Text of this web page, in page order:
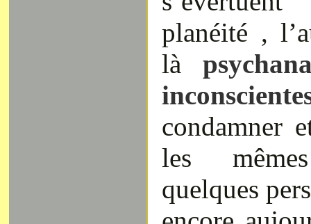
planéité ,
là
condamner
les
quelques